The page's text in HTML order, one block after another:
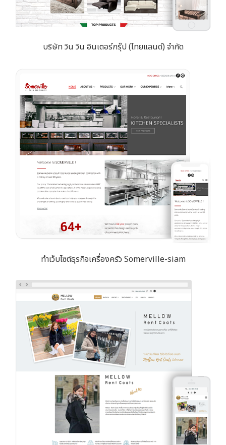
บริษัท วิน วิน อินเตอร์กรุ๊ป (ไทยแลนด์) จำกัด
ทำเว็บไซต์ธุรกิจเครื่องครัว Somerville-siam